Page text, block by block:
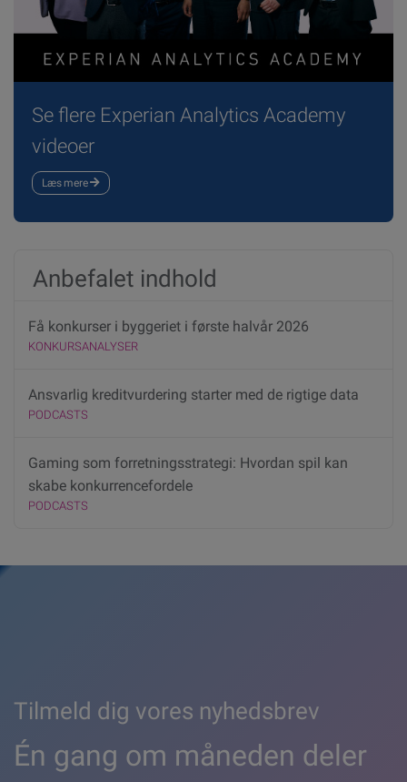
Se flere Experian Analytics Academy
videoer
Læs mere
Anbefalet indhold
Få konkurser i byggeriet i første halvår 2026
KONKURSANALYSER
Ansvarlig kreditvurdering starter med de rigtige data
PODCASTS
Gaming som forretningsstrategi: Hvordan spil kan
skabe konkurrencefordele
PODCASTS
Tilmeld dig vores nyhedsbrev
Én gang om måneden deler